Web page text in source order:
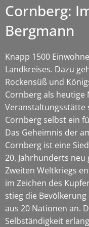
Cornberg:
Bergmann
Knapp 1500
Landkreises. Dazu
Rockensüß und
Cornberg als heutige
Veranstaltungsstätte
Cornberg selbst ein
Das Geheimnis der
Cornberg ist eine
20. Jahrhunderts
Zweiten Weltkriegs
im Zeichen des
stieg die
aus 20 Nationen an.
Selbständigkeit